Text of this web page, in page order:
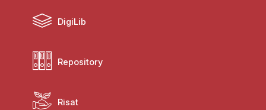
DigiLib
Repository
Risat